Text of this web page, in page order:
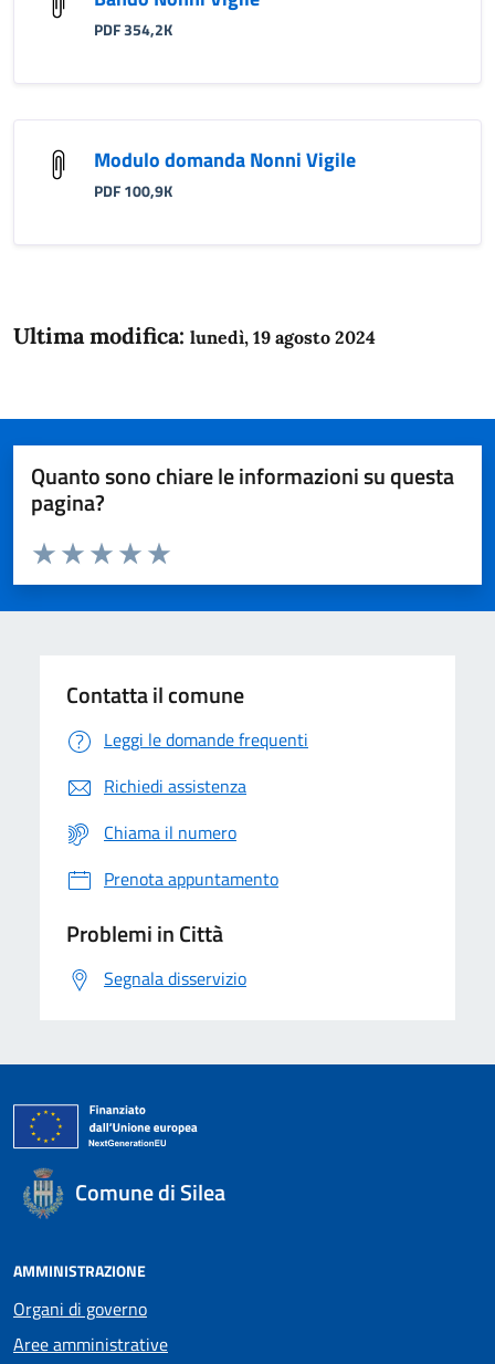
PDF 354,2K
Modulo domanda Nonni Vigile
PDF 100,9K
Ultima modifica: lunedì, 19 agosto 2024
Quanto sono chiare le informazioni su questa
pagina?
Domanda
Valuta da 1 a 5 stelle la pagina
Valuta 5 stelle su 5
Valuta 4 stelle su 5
Valuta 3 stelle su 5
Valuta 2 stelle su 5
Valuta 1 stelle su 5
Contatta il comune
Leggi le domande frequenti
Richiedi assistenza
Chiama il numero
Prenota appuntamento
Problemi in Città
Segnala disservizio
Comune di Silea
AMMINISTRAZIONE
Organi di governo
Aree amministrative